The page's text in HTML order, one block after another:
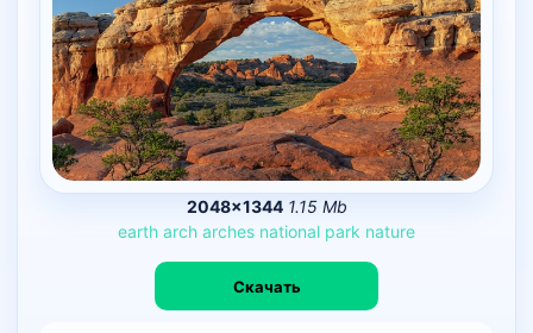
2048×1344 1.15 Mb
earth arch arches national park nature
Скачать